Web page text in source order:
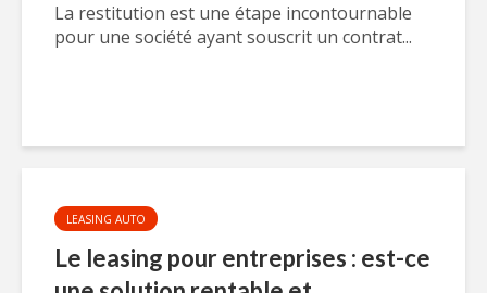
La restitution est une étape incontournable
pour une société ayant souscrit un contrat...
LEASING AUTO
Le leasing pour entreprises : est-ce